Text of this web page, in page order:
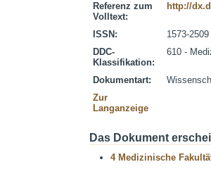
Referenz zum
Volltext:
http://
ISSN:
1573-2509
DDC-
Klassifikation:
610 -
Dokumentart:
Zur
Langanzeige
Das Dokument
4 Medizinische